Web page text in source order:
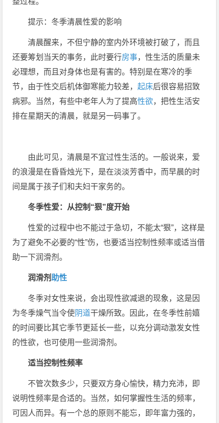
提示：冬季清晨性爱的影响
清晨醒来，不但宁静的室内外环境被打破了，而且
还要筹划当天的事务，此时要行房事，性生活的质量未
必理想，而且对身体也是有害的。特别是在寒冷的季
节，由于性交后机体御寒能力较差，起床后很容易招致
病邪。当然，有些中老年人为了提高性欲，把性生活安
排在星期天的清晨，就是另一码事了。
由此可见，清晨是不宜过性生活的。一般说来，爱
的浪漫是在昏昏烛光下，是在淡淡芳香中，而早晨的时
间是属于孩子们和夫妇干家务的。
冬季性爱：从控制“狠”度开始
性爱的过程中也不能过于急切，不能太“狠”，这样是
为了避免不必要的“性”伤，也要适当控制性频率或适当借
助一下润滑剂。
润滑剂助性
冬季对女性来说，会出现性欲减退的现象，这是因
为冬季燥气当令使阴道干燥所致。因此，在冬季性前嬉
的时间要比其它季节更延长一些，以充分调动激发女性
的性欲，也可使用一些润滑剂。
适当控制性频率
不管次数多少，只要双方身心愉快，精力充沛，即
说明性频率是合适的。当然，如何掌握性生活的频率，
可因人而异。有一个总的原则不能忘，即年富力强的，